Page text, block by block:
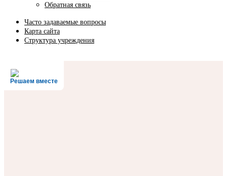
Обратная связь
Часто задаваемые вопросы
Карта сайта
Структура учреждения
Решаем вместе